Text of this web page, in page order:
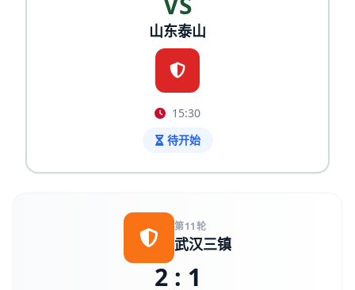
山东泰山
15:30
待开始
第11轮
武汉三镇
2 : 1